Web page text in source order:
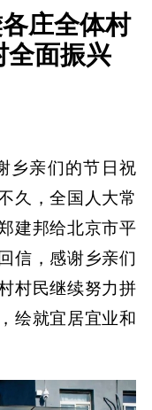
庄全体村
全面振兴
乡亲们的节日祝
久，全国人大常
建邦给北京市平
信，感谢乡亲们
村民继续努力拼
绘就宜居宜业和